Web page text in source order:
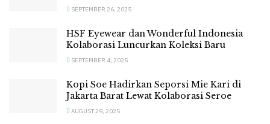
SEPTEMBER 26, 2025
HSF Eyewear dan Wonderful Indonesia
Kolaborasi Luncurkan Koleksi Baru
SEPTEMBER 4, 2025
Kopi Soe Hadirkan Seporsi Mie Kari di
Jakarta Barat Lewat Kolaborasi Seroe
AUGUST 29, 2025